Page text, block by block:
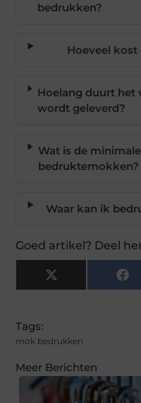
bedrukken?
Hoeveel
Hoelang duurt
wordt geleverd?
Wat is de
bedruktemokken?
Waar kan ik
Goed artikel? Deel
X
(Twitter)
Tags:
mok bedrukken
Meer Berichten